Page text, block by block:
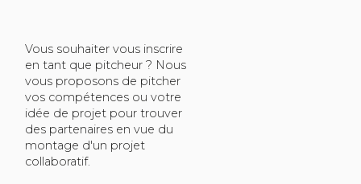
Vous souhaiter vous inscrire
en tant que pitcheur ? Nous
vous proposons de pitcher
vos compétences ou votre
idée de projet pour trouver
des partenaires en vue du
montage d'un projet
collaboratif.